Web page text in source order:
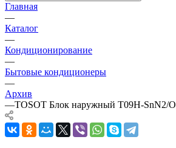
Главная
—
Каталог
—
Кондиционирование
—
Бытовые кондиционеры
—
Архив
—TOSOT Блок наружный T09H-SnN2/O